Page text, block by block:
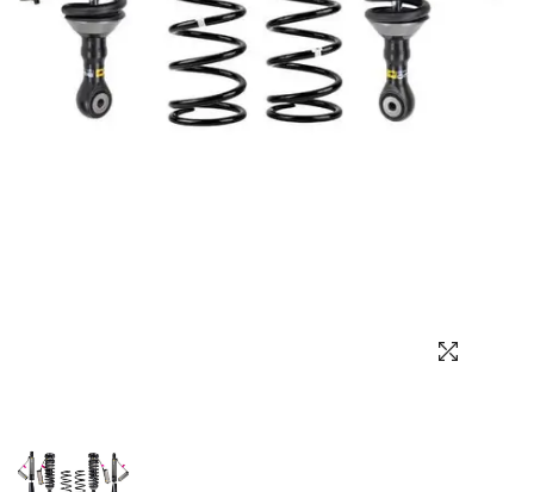
Выбор языка
Выбор валюты